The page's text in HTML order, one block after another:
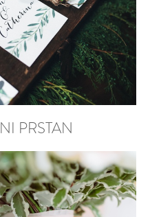
PRSTAN